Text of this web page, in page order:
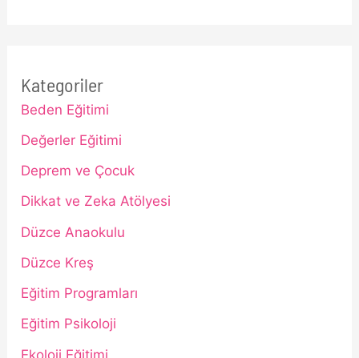
Kategoriler
Beden Eğitimi
Değerler Eğitimi
Deprem ve Çocuk
Dikkat ve Zeka Atölyesi
Düzce Anaokulu
Düzce Kreş
Eğitim Programları
Eğitim Psikoloji
Ekoloji Eğitimi